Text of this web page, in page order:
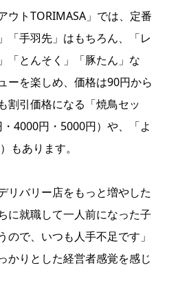
ウトTORIMASA」では、定番
「手羽先」はもちろん、「レ
「とんそく」「豚たん」な
ーを楽しめ、価格は90円から
割引価格になる「焼鳥セッ
4000円・5000円）や、「よ
もあります。
リバリー店をもっと増やした
に就職して一人前になった子
ので、いつも人手不足です」
かりとした経営者感覚を感じ